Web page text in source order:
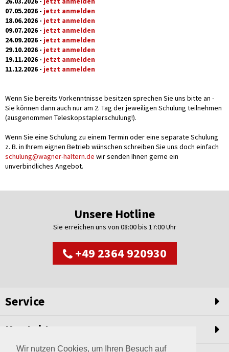
Wir nutzen Cookies, um Ihren Besuch auf
07.05.2026 - jetzt anmelden
18.06.2026 - jetzt anmelden
09.07.2026 - jetzt anmelden
24.09.2026 - jetzt anmelden
29.10.2026 - jetzt anmelden
19.11.2026 - jetzt anmelden
11.12.2026 - jetzt anmelden
Wenn Sie bereits Vorkenntnisse besitzen sprechen Sie uns bitte an -
Sie können dann auch nur am 2. Tag der jeweiligen Schulung teilnehmen
(ausgenommen Teleskopstaplerschulung!).
Wenn Sie eine Schulung zu einem Termin oder eine separate Schulung
z. B. in Ihrem eignen Betrieb wünschen schreiben Sie uns doch einfach
schulung@wagner-haltern.de wir senden Ihnen gerne ein
unverbindliches Angebot.
Unsere Hotline
Sie erreichen uns von 08:00 bis 17:00 Uhr
+49 2364 920930
Service
Kontakt